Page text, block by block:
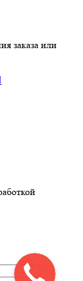
заказа или